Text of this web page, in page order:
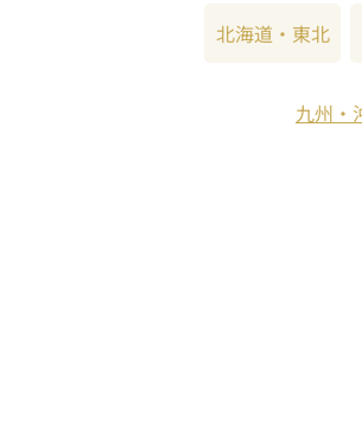
北海道・東北
九州・